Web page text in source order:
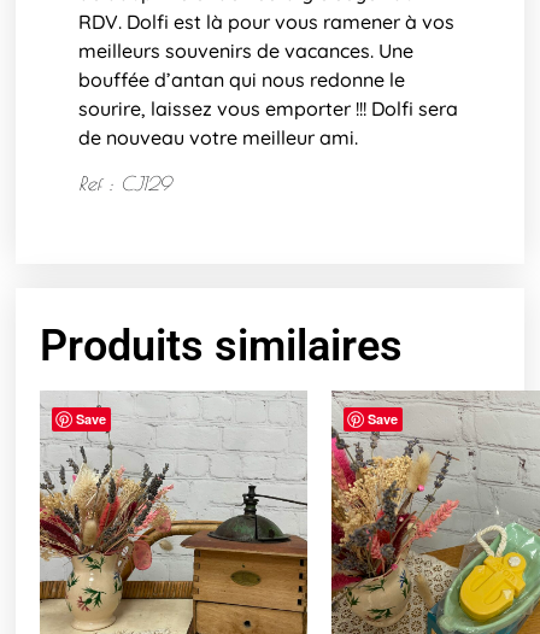
RDV. Dolfi est là pour vous ramener à vos
meilleurs souvenirs de vacances. Une
bouffée d’antan qui nous redonne le
sourire, laissez vous emporter !!! Dolfi sera
de nouveau votre meilleur ami.
Ref : CJ129
Produits similaires
Save Save